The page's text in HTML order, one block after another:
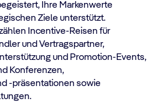
Ihre Markenwerte
Ziele unterstützt.
Incentive-Reisen für
und Vertragspartner,
und Promotion-Events,
Konferenzen,
-präsentationen sowie